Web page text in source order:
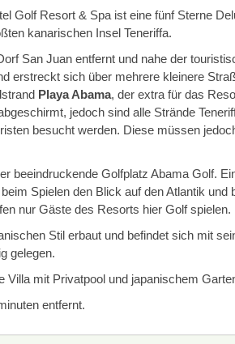
Golf Resort & Spa ist eine fünf Sterne
kanarischen Insel Teneriffa.
San Juan entfernt und nahe der
erstreckt sich über mehrere kleinere
Playa Abama, der extra für das
jedoch sind alle Strände
besucht werden. Diese müssen
beeindruckende Golfplatz Abama Golf.
Spielen den Blick auf den Atlantik
nur Gäste des Resorts hier Golf spielen.
Stil erbaut und befindet sich mit
gelegen.
Villa mit Privatpool und japanischem
entfernt.